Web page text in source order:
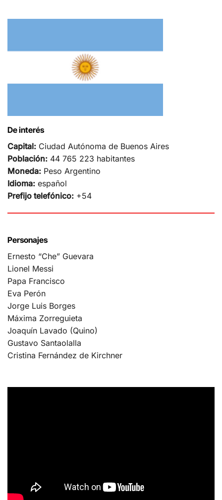
De interés
Capital: Ciudad Autónoma de Buenos Aires
Población: 44 765 223 habitantes
Moneda: Peso Argentino
Idioma: español
Prefijo telefónico: +54
Personajes
Ernesto “Che” Guevara
Lionel Messi
Papa Francisco
Eva Perón
Jorge Luis Borges
Máxima Zorreguieta
Joaquín Lavado (Quino)
Gustavo Santaolalla
Cristina Fernández de Kirchner